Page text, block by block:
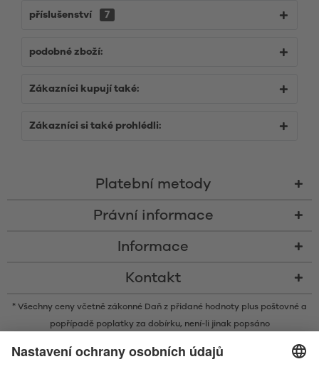
příslušenství 7
podobné zboží:
Zákazníci kupují také:
Zákazníci si také prohlédli:
Platební metody
Právní informace
Informace
Kontakt
* Všechny ceny včetně zákonné Daň z přidané hodnoty plus poštovné a
popřípadě poplatky za dobírku, není-li jinak popsáno
ochrannými známkami ve vlastnictví společnosti Bluetooth SIG, Inc. a